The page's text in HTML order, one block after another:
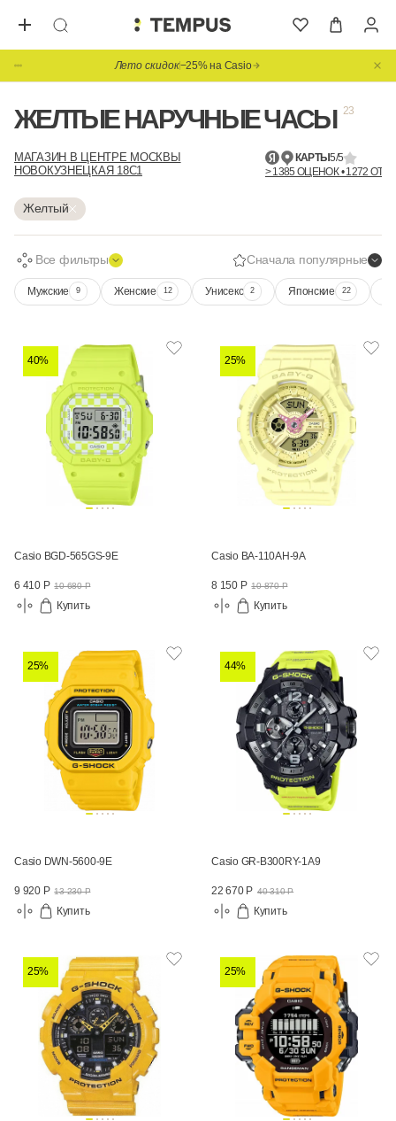
Лето скидок−25% на Casio
ЖЕЛТЫЕ НАРУЧНЫЕ ЧАСЫ 23
МАГАЗИН В ЦЕНТРЕ МОСКВЫ
НОВОКУЗНЕЦКАЯ 18С1
КАРТЫ5/5
> 1385 ОЦЕНОК • 1272
Желтый
Все фильтры Сначала популярные
Мужские 9 Женские 12 Унисекс 2 Японские 22
40%
Casio BGD-565GS-9E
6 410 Р 10 680 Р
Купить
25%
Casio BA-110AH-9A
8 150 Р 10 870 Р
Купить
25%
Casio DWN-5600-9E
9 920 Р 13 230 Р
Купить
44%
Casio GR-B300RY-1A9
22 670 Р 40 310 Р
Купить
25% 25%